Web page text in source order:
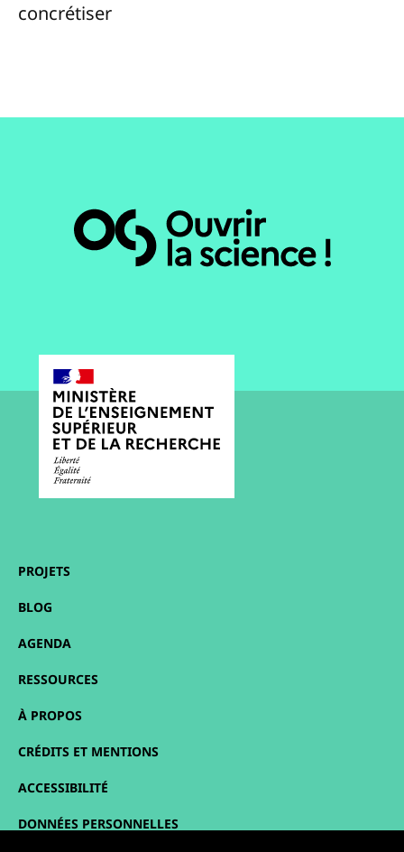
concrétiser
PROJETS
BLOG
AGENDA
RESSOURCES
À PROPOS
CRÉDITS ET MENTIONS
ACCESSIBILITÉ
DONNÉES PERSONNELLES